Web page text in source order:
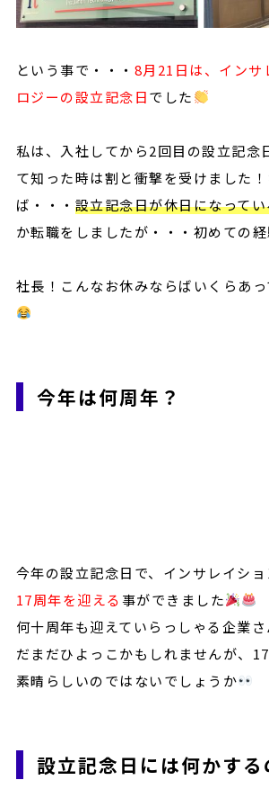
という事で・・・ 8月21日は、インサ
ロジーの設立記念日でした
私は、入社してから2回目の設立記念
て知った時は割と衝撃を受けました
ば・・・ 設立記念日が休日になって
か転職をしましたが・・・初めての
社長！こんなお休みならばいくらあっ
今年は何周年？
今年の設立記念日で、インサレイシ
17周年を迎える事ができました
何十周年も迎えていらっしゃる企業
だまだひよっこかもしれませんが、
素晴らしいのではないでしょうか
設立記念日には何かする